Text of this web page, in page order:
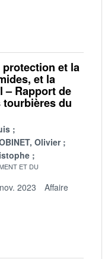
et la
et la
– Rapport de
tourbières du
Olivier
ET DU
2023
Affaire